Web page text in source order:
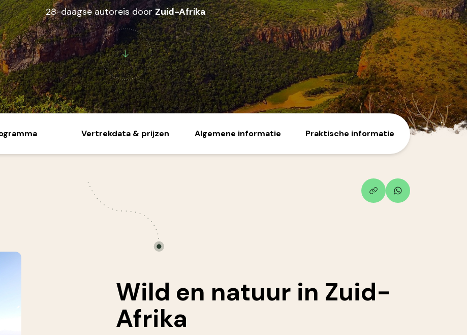
Emiraten
Noord-Amerika
Canada
Verenigde Staten
28-daagse autoreis doorZuid-Afrika
Vertrekdata & prijzen Algemene informatie Praktische informatie
Wild en natuur in Zuid-
Afrika